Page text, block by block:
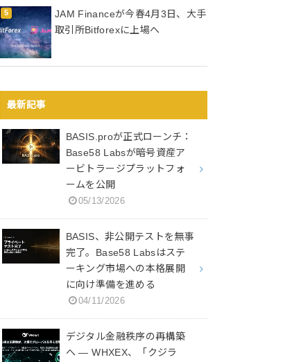
JAM Financeが今春4月3日、大手
取引所Bitforexに上場へ
最新記事
BASIS.proが正式ローンチ：
Base58 Labsが暗号資産ア
ービトラージプラットフォ
ームを公開
05/13/2026
BASIS、非公開テストを無事
完了。Base58 Labsはステ
ーキング市場への本格展開
に向け準備を進める
04/11/2026
デジタル金融秩序の再構築
へ ― WHXEX、「クジラ